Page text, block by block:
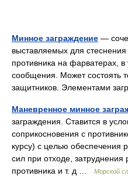
Минное заграждение —
выставляемых для
противника на фарватерах, в
сообщения. Может состоять
защитников. Элементами
Маневренное минное
заграждения. Ставится в
соприкосновения с
курсу) с целью обеспечения
сил при отходе, затруднения
противника и т. д …
Морской